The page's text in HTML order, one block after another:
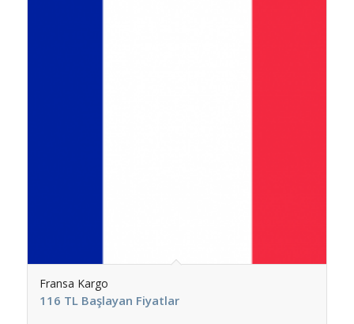
Fransa Kargo
116 TL Başlayan Fiyatlar